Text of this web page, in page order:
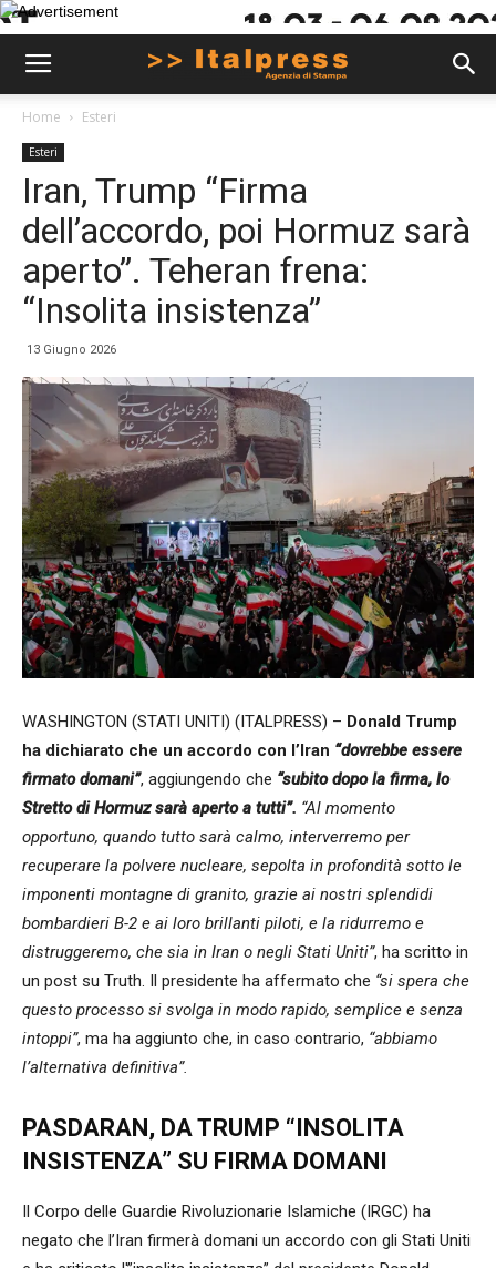
Home Esteri
Esteri
Iran, Trump “Firma
dell’accordo, poi Hormuz sarà
aperto”. Teheran frena:
“Insolita insistenza”
13 Giugno 2026
WASHINGTON (STATI UNITI) (ITALPRESS) – Donald Trump
ha dichiarato che un accordo con l’Iran “dovrebbe essere
firmato domani”, aggiungendo che “subito dopo la firma, lo
Stretto di Hormuz sarà aperto a tutti”. “Al momento
opportuno, quando tutto sarà calmo, interverremo per
recuperare la polvere nucleare, sepolta in profondità sotto le
imponenti montagne di granito, grazie ai nostri splendidi
bombardieri B-2 e ai loro brillanti piloti, e la ridurremo e
distruggeremo, che sia in Iran o negli Stati Uniti”, ha scritto in
un post su Truth. Il presidente ha affermato che “si spera che
questo processo si svolga in modo rapido, semplice e senza
intoppi”, ma ha aggiunto che, in caso contrario, “abbiamo
l’alternativa definitiva”.
PASDARAN, DA TRUMP “INSOLITA
INSISTENZA” SU FIRMA DOMANI
Il Corpo delle Guardie Rivoluzionarie Islamiche (IRGC) ha
negato che l’Iran firmerà domani un accordo con gli Stati Uniti